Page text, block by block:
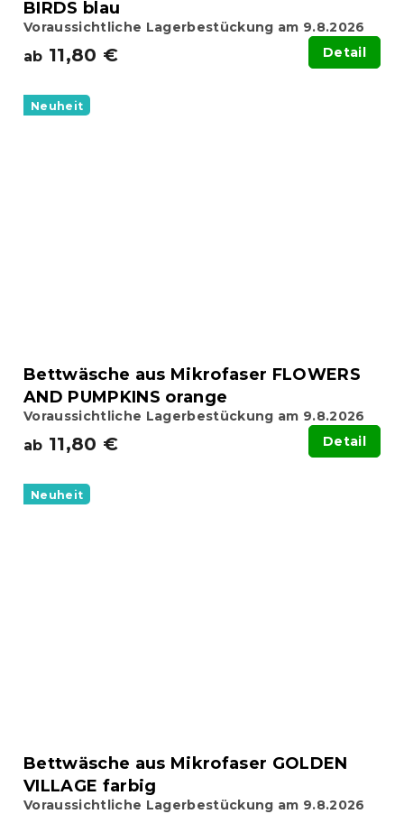
BIRDS blau
Voraussichtliche Lagerbestückung am 9.8.2026
ab 11,80 € Detail
Neuheit
Bettwäsche aus Mikrofaser FLOWERS
AND PUMPKINS orange
Voraussichtliche Lagerbestückung am 9.8.2026
ab 11,80 € Detail
Neuheit
Bettwäsche aus Mikrofaser GOLDEN
VILLAGE farbig
Voraussichtliche Lagerbestückung am 9.8.2026